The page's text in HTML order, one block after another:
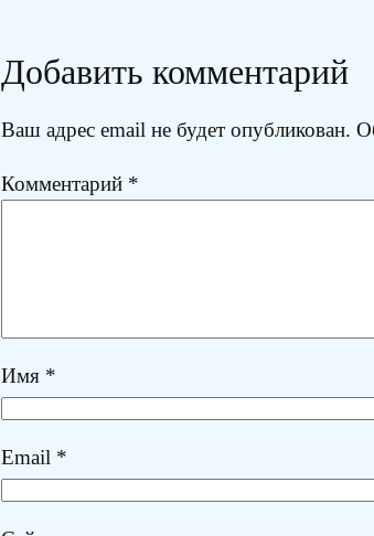
Добавить комментарий
Ваш адрес email не будет опубликован.
Комментарий *
Имя *
Email *